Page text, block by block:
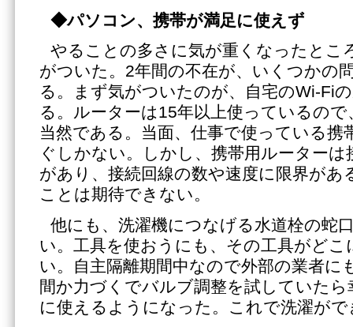
◆パソコン、携帯が満足に使えず
やることの多さに気が重くなったとこ
がついた。2年間の不在が、いくつかの
る。まず気がついたのが、自宅のWi-Fi
る。ルーターは15年以上使っているの
当然である。当面、仕事で使っている携
ぐしかない。しかし、携帯用ルーターは
があり、接続回線の数や速度に限界があ
ことは期待できない。
他にも、洗濯機につなげる水道栓の蛇
い。工具を使おうにも、その工具がど
い。自主隔離期間中なので外部の業者に
間か力づくでバルブ調整を試していた
に使えるようになった。これで洗濯がで